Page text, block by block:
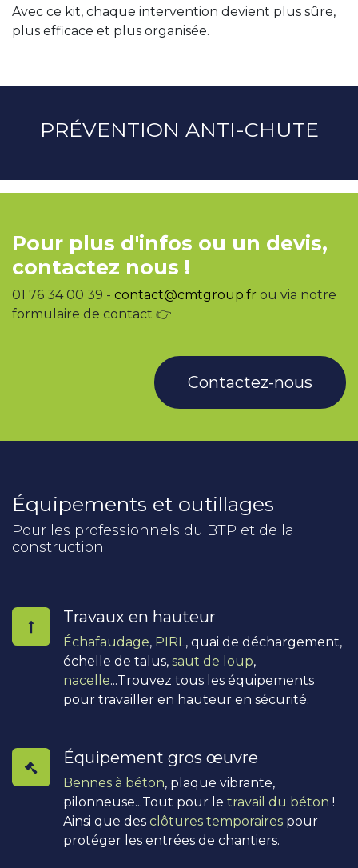
Avec ce kit, chaque intervention devient plus sûre,
plus efficace et plus organisée.
PRÉVENTION ANTI-CHUTE
Pour plus d'infos ou un devis,
contactez nous !
01 76 34 00 39 - contact@cmtgroup.fr ou via notre
formulaire de contact 👉
Contactez-nous
Équipements et outillages
Pour les professionnels du BTP et de la
construction
Travaux en hauteur
Échafaudage, PIRL, quai de déchargement,
échelle de talus, saut de loup,
nacelle...Trouvez tous les équipements
pour travailler en hauteur en sécurité.
Équipement gros œuvre
Bennes à béton, plaque vibrante,
pilonneuse...Tout pour le travail du béton !
Ainsi que des clôtures temporaires pour
protéger les entrées de chantiers.